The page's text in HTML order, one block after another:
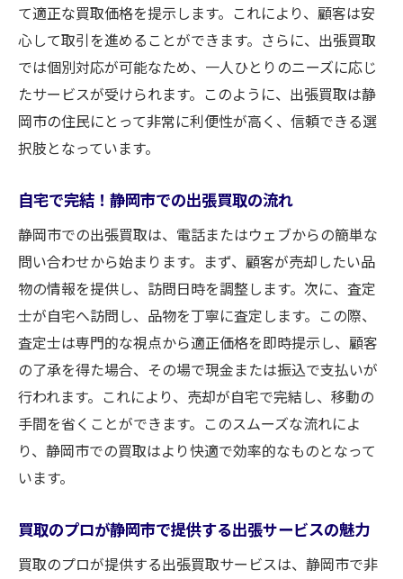
知っておきたい！静岡市での出張買取の最
新情報
静岡市の出張買取で新しい生活スタイルを
静岡市での買取をより便利にする出張サー
ビス
出張買取がもたらす静岡市での買取の新しいか
静岡市の買取を変える出張買取のイノベー
ション
新しい買取スタイルとしての静岡市の出張
買取
静岡市での買取の未来を見据えた出張サー
ビス
静岡市での出張買取が進化する背景
出張買取で静岡市の買取がどう変わるのか
静岡市の出張買取が提供する新たな選択肢
静岡市で買取を依頼する際の賢い選択肢として
静岡市で買取を依頼するなら出張買取の選
択肢を
て適正な買取価格を提示します。これにより、顧客は安
心して取引を進めることができます。さらに、出張買取
では個別対応が可能なため、一人ひとりのニーズに応じ
たサービスが受けられます。このように、出張買取は静
岡市の住民にとって非常に利便性が高く、信頼できる選
択肢となっています。
自宅で完結！静岡市での出張買取の流れ
静岡市での出張買取は、電話またはウェブからの簡単な
問い合わせから始まります。まず、顧客が売却したい品
物の情報を提供し、訪問日時を調整します。次に、査定
士が自宅へ訪問し、品物を丁寧に査定します。この際、
査定士は専門的な視点から適正価格を即時提示し、顧客
の了承を得た場合、その場で現金または振込で支払いが
行われます。これにより、売却が自宅で完結し、移動の
手間を省くことができます。このスムーズな流れによ
り、静岡市での買取はより快適で効率的なものとなって
います。
買取のプロが静岡市で提供する出張サービスの魅力
買取のプロが提供する出張買取サービスは、静岡市で非